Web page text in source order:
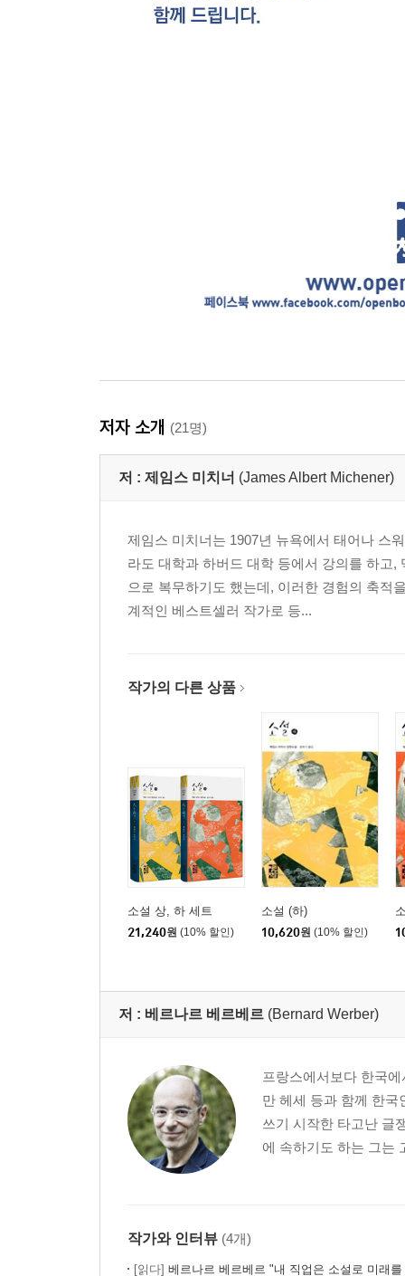
저자 소개 (21명)
저 : 제임스 미치너 (James Albert Michener)
제임스 미치너는 1907년 뉴욕에서 태어나 스
라도 대학과 하버드 대학 등에서 강의를 하고
으로 복무하기도 했는데, 이러한 경험의 축적
계적인 베스트셀러 작가로 등...
작가의 다른 상품
소설 상, 하 세트
21,240원 (10% 할인)
소설 (하)
10,620원 (10% 할인)
저 : 베르나르 베르베르 (Bernard Werber)
프랑스에서보다 한국
만 헤세 등과 함께 한
쓰기 시작한 타고난 글
에 속하기도 하는 그는
작가와 인터뷰 (4개)
[읽다] 베르나르 베르베르 "내 직업은 소설로 미래